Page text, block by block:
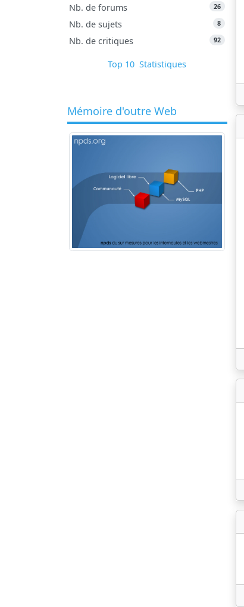
Nb. de forums 26
Nb. de sujets 8
Nb. de critiques 92
Top 10 Statistiques
Mémoire d'outre Web